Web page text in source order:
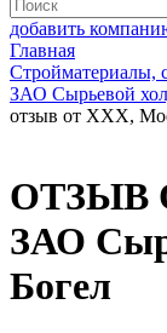
добавить
Главная
Стройматериалы,
ЗАО Сырьевой
отзыв от ХХХ,
ОТЗЫВ
ЗАО
Богел